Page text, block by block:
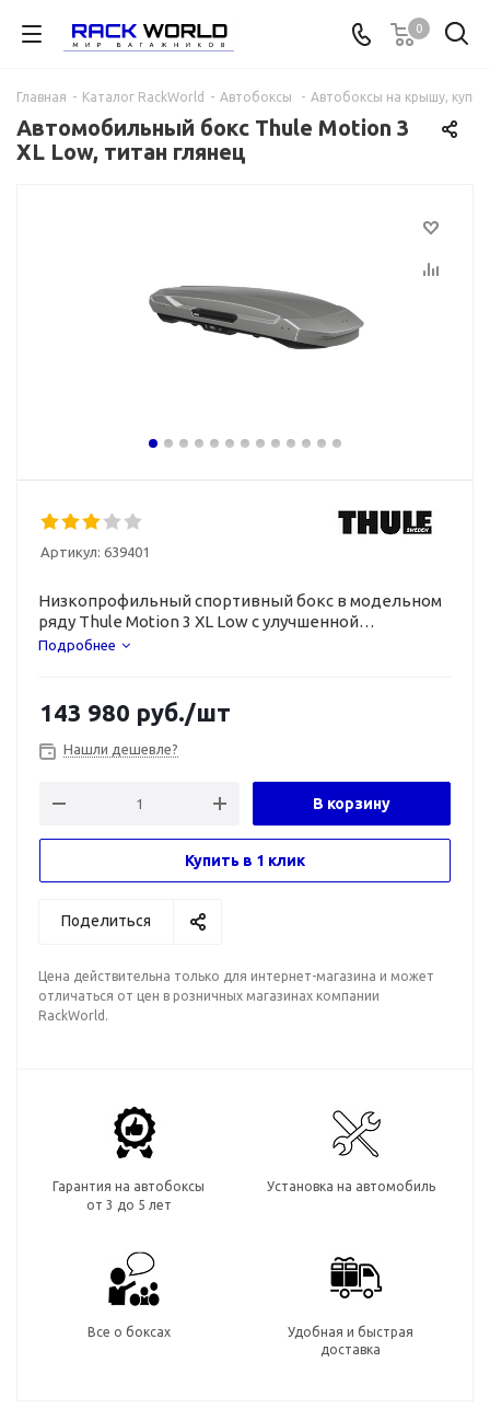
0
Главная - Каталог RackWorld - Автобоксы - Автобоксы на крышу,
Автомобильный бокс Thule Motion 3
XL Low, титан глянец
Артикул: 639401
Низкопрофильный спортивный бокс в модельном
ряду Thule Motion 3 XL Low с улучшенной
аэродинамикой и надежным функционалом.
Подробнее
143 980 руб./шт
Нашли дешевле?
В корзину
Купить в 1 клик
Поделиться
Цена действительна только для интернет-магазина и может
отличаться от цен в розничных магазинах компании
RackWorld.
Гарантия на автобоксы
от 3 до 5 лет
Установка на автомобиль
Все о боксах
Удобная и быстрая
доставка